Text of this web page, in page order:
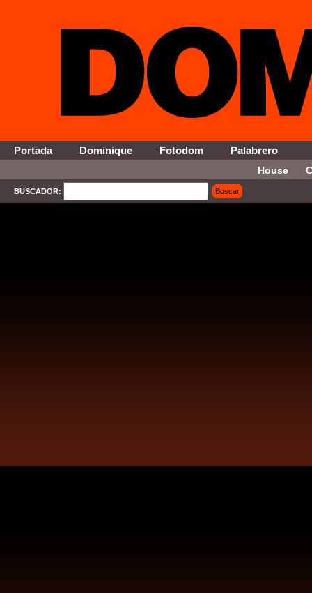
Portada Dominique Fotodom Palabrero
House
BUSCADOR:
Buscar